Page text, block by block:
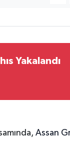
Yakalandı
Assan